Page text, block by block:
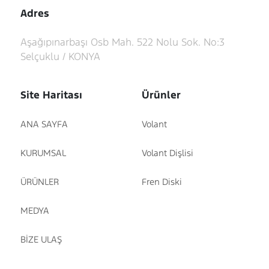
Adres
Aşağıpınarbaşı Osb Mah. 522 Nolu Sok. No:3
Selçuklu / KONYA
Site Haritası
ANA SAYFA
KURUMSAL
ÜRÜNLER
MEDYA
BİZE ULAŞ
Ürünler
Volant
Volant Dişlisi
Fren Diski